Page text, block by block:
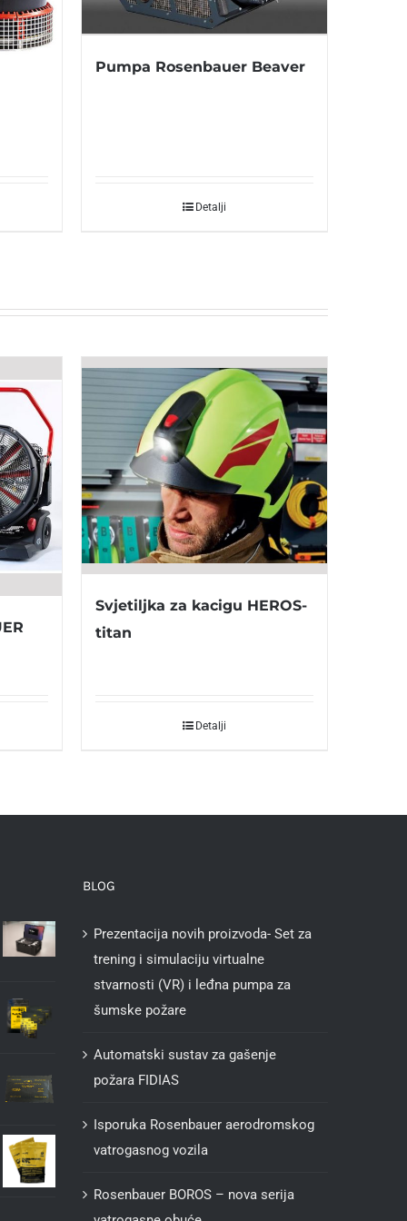
Pumpa Rosenbauer Beaver
Detalji
Svjetiljka za kacigu HEROS-
titan
Detalji
BLOG
Prezentacija novih proizvoda- Set za
trening i simulaciju virtualne
stvarnosti (VR) i leđna pumpa za
šumske požare
Automatski sustav za gašenje
požara FIDIAS
Isporuka Rosenbauer aerodromskog
vatrogasnog vozila
Rosenbauer BOROS – nova serija